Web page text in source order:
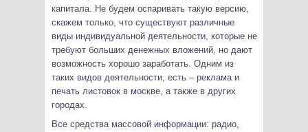
капитала. Не будем оспаривать такую версию,
скажем только, что существуют различные
виды индивидуальной деятельности, которые не
требуют больших денежных вложений, но дают
возможность хорошо заработать. Одним из
таких видов деятельности, есть – реклама и
печать листовок в москве, а также в других
городах.
Все средства массовой информации: радио,